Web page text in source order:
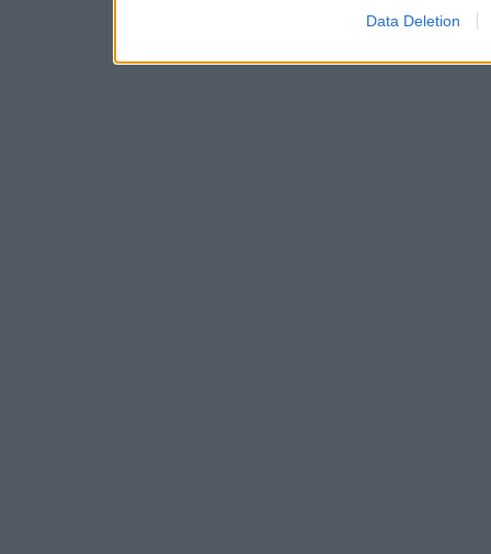
Data Deletion